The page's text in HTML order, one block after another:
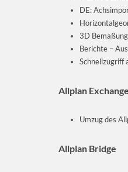
DE:
3D
Berichte –
Schnellzugriff
Allplan Exchange
Umzug des
Allplan Bridge